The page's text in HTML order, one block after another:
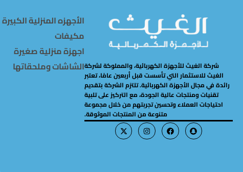
شركة الغيث للأجهزة الكهربائية، والمملوكة لشركة
الغيث للاستثمار التي تأسست قبل أربعين عامًا، تعتبر
رائدة في مجال الأجهزة الكهربائية. تلتزم الشركة بتقديم
تقنيات ومنتجات عالية الجودة، مع التركيز على تلبية
احتياجات العملاء وتحسين تجربتهم من خلال مجموعة
متنوعة من المنتجات الموثوقة.
الأجهزه المنزلية الكبيرة
مكيفات
اجهزة منزلية صغيرة
الشاشات وملحقاتها